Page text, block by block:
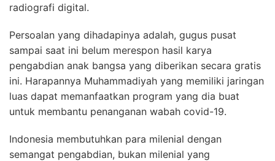
radiografi digital.
Persoalan yang dihadapinya adalah, gugus pusat
sampai saat ini belum merespon hasil karya
pengabdian anak bangsa yang diberikan secara gratis
ini. Harapannya Muhammadiyah yang memiliki jaringan
luas dapat memanfaatkan program yang dia buat
untuk membantu penanganan wabah covid-19.
Indonesia membutuhkan para milenial dengan
semangat pengabdian, bukan milenial yang